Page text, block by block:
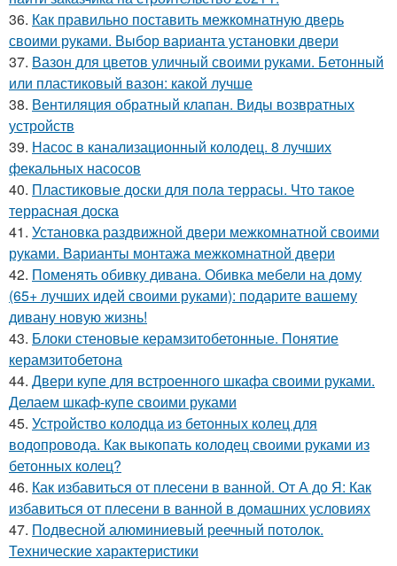
36. Как правильно поставить межкомнатную дверь
своими руками. Выбор варианта установки двери
37. Вазон для цветов уличный своими руками. Бетонный
или пластиковый вазон: какой лучше
38. Вентиляция обратный клапан. Виды возвратных
устройств
39. Насос в канализационный колодец. 8 лучших
фекальных насосов
40. Пластиковые доски для пола террасы. Что такое
террасная доска
41. Установка раздвижной двери межкомнатной своими
руками. Варианты монтажа межкомнатной двери
42. Поменять обивку дивана. Обивка мебели на дому
(65+ лучших идей своими руками): подарите вашему
дивану новую жизнь!
43. Блоки стеновые керамзитобетонные. Понятие
керамзитобетона
44. Двери купе для встроенного шкафа своими руками.
Делаем шкаф-купе своими руками
45. Устройство колодца из бетонных колец для
водопровода. Как выкопать колодец своими руками из
бетонных колец?
46. Как избавиться от плесени в ванной. От А до Я: Как
избавиться от плесени в ванной в домашних условиях
47. Подвесной алюминиевый реечный потолок.
Технические характеристики